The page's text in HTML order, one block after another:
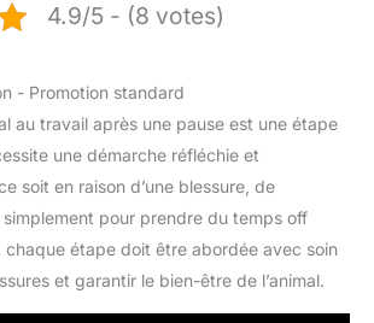
4.9/5 - (8 votes)
au travail après une pause est une étape
une démarche réfléchie et
soit en raison d’une blessure, de
pour prendre du temps off
chaque étape doit être abordée avec soin
et garantir le bien-être de l’animal.